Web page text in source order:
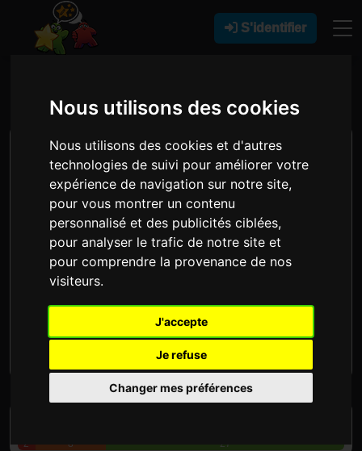
Nous utilisons des cookies
Nous utilisons des cookies et d'autres
technologies de suivi pour améliorer votre
expérience de navigation sur notre site,
pour vous montrer un contenu
personnalisé et des publicités ciblées,
pour analyser le trafic de notre site et
pour comprendre la provenance de nos
visiteurs.
J'accepte
Je refuse
Changer mes préférences
S'identifier
2 8 27